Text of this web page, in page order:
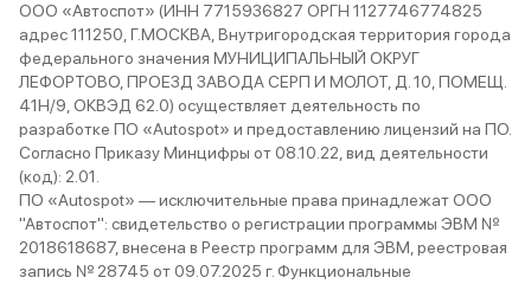
ООО «Автоспот» (ИНН 7715936827 ОРГН 1127746774825
адрес 111250, Г.МОСКВА, Внутригородская территория города
федерального значения МУНИЦИПАЛЬНЫЙ ОКРУГ
ЛЕФОРТОВО, ПРОЕЗД ЗАВОДА СЕРП И МОЛОТ, Д. 10, ПОМЕЩ.
41Н/9, ОКВЭД 62.0) осуществляет деятельность по
разработке ПО «Autospot» и предоставлению лицензий на ПО.
Согласно Приказу Минцифры от 08.10.22, вид деятельности
(код): 2.01.
ПО «Autospot» — исключительные права принадлежат ООО
"Автоспот": свидетельство о регистрации программы ЭВМ №
2018618687, внесена в Реестр программ для ЭВМ, реестровая
запись № 28745 от 09.07.2025 г. Функциональные